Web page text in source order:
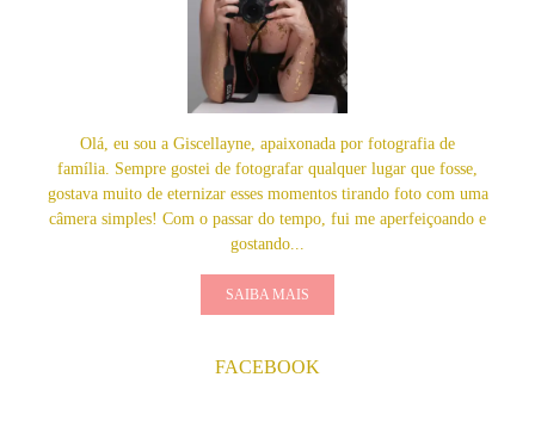
Olá, eu sou a Giscellayne, apaixonada por fotografia de
família. Sempre gostei de fotografar qualquer lugar que fosse,
gostava muito de eternizar esses momentos tirando foto com uma
câmera simples! Com o passar do tempo, fui me aperfeiçoando e
gostando...
SAIBA MAIS
FACEBOOK